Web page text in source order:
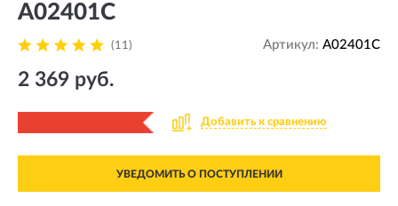
A02401C
(11) Артикул: A02401C
2 369 руб.
Добавить к сравнению
УВЕДОМИТЬ О ПОСТУПЛЕНИИ